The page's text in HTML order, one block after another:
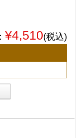
¥4,510(税込)